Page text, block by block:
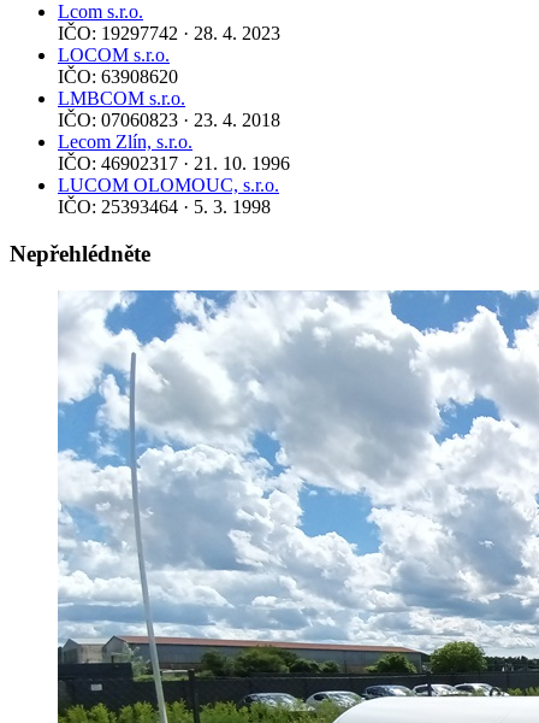
Lcom s.r.o.
IČO: 19297742 · 28. 4. 2023
LOCOM s.r.o.
IČO: 63908620
LMBCOM s.r.o.
IČO: 07060823 · 23. 4. 2018
Lecom Zlín, s.r.o.
IČO: 46902317 · 21. 10. 1996
LUCOM OLOMOUC, s.r.o.
IČO: 25393464 · 5. 3. 1998
Nepřehlédněte